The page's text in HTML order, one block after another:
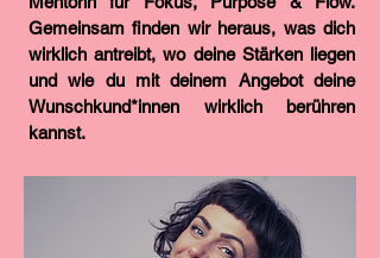
Gemeinsam finden wir heraus, was dich
wirklich antreibt, wo deine Stärken liegen
und wie du mit deinem Angebot deine
Wunschkund*innen wirklich berühren
kannst.